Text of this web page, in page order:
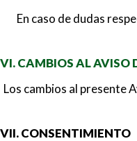
En caso de dudas
VI. CAMBIOS AL AVISO
Los cambios al presente
VII. CONSENTIMIENTO